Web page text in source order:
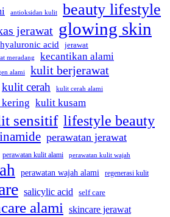
antioksidan kulit beauty lifestyle
jerawat glowing skin
hyaluronic acid jerawat
meradang kecantikan alami
alami kulit berjerawat
kulit cerah kulit cerah alami
kulit kusam
sensitif lifestyle beauty
perawatan jerawat
perawatan kulit alami perawatan kulit wajah
perawatan wajah alami regenerasi kulit
salicylic acid self care
alami skincare jerawat